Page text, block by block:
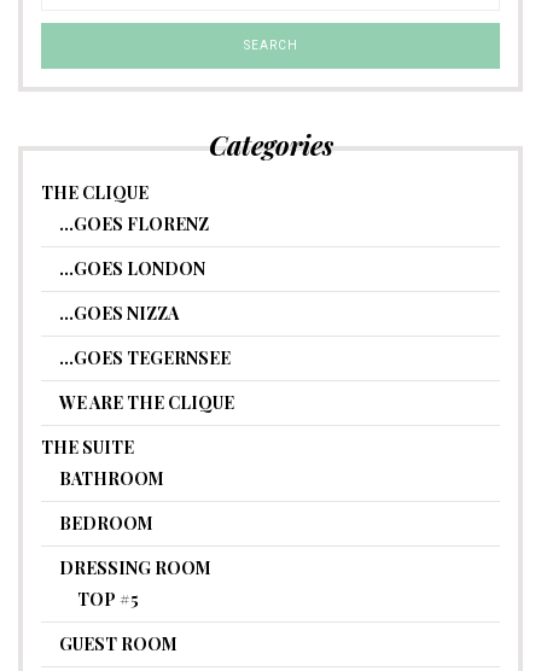
Categories
THE CLIQUE
…GOES FLORENZ
…GOES LONDON
…GOES NIZZA
…GOES TEGERNSEE
WE ARE THE CLIQUE
THE SUITE
BATHROOM
BEDROOM
DRESSING ROOM
TOP #5
GUEST ROOM